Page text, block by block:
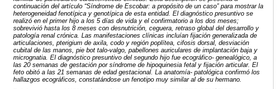
continuación del artículo “Síndrome de Escobar: a propósito de un caso” para mostrar la
heterogeneidad fenotípica y genotípica de esta entidad. El diagnóstico presuntivo se
realizó en el primer hijo a los 5 días de vida y el confirmatorio a los dos meses;
sobrevivió hasta los 8 meses con desnutrición, ceguera, retraso global del desarrollo y
patología renal crónica. Las manifestaciones clínicas incluían fijación generalizada de
articulaciones, pterigium de axila, codo y región poplítea, cifosis dorsal, desviación
cubital de las manos, pie bot talo-valgo, pabellones auriculares de implantación baja y
micrognatia. El diagnóstico presuntivo del segundo hijo fue ecográfico- genealógico, a
las 20 semanas de gestación por síndrome de hipoquinesia fetal y fijación articular. El
feto obitó a las 21 semanas de edad gestacional. La anatomía- patológica confirmó los
hallazgos ecográficos, constatándose un fenotipo muy similar al de su hermano.